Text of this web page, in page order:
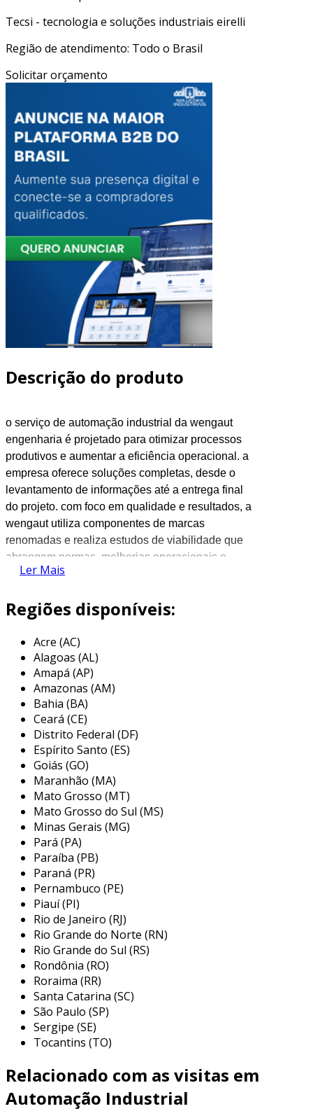
Tecsi - tecnologia e soluções industriais eirelli
Região de atendimento: Todo o Brasil
Solicitar orçamento
Descrição do produto
o serviço de automação industrial da wengaut
engenharia é projetado para otimizar processos
produtivos e aumentar a eficiência operacional. a
empresa oferece soluções completas, desde o
levantamento de informações até a entrega final
do projeto. com foco em qualidade e resultados, a
wengaututiliza componentes de marcas
renomadas e realiza estudos de viabilidade que
abrangem normas, melhorias operacionais e
retorno sobre o investimento, assegurando que
planejada e executada.
wengaut
engenharia é uma empresa localizada
em bauru, são paulo, especializada em soluções
industriais. com mais de 20 anos de experiência, a
empresa oferece serviços de manutenção,
engenharia e fabricação de máquinas, sempre
priorizando a alta qualidade e a adequação às
normas de segurança, como a nr-12. entre seus
serviços estão automação industrial,
desenvolvimento de máquinas personalizadas e
projetos elétricos e mecânicos, evidenciando seu
compromisso em atender às necessidades
específicas de cada cliente.
Ler Mais
Regiões disponíveis:
Acre (AC)
Alagoas (AL)
Amapá (AP)
Amazonas (AM)
Bahia (BA)
Ceará (CE)
Distrito Federal (DF)
Espírito Santo (ES)
Goiás (GO)
Maranhão (MA)
Mato Grosso (MT)
Mato Grosso do Sul (MS)
Minas Gerais (MG)
Pará (PA)
Paraíba (PB)
Paraná (PR)
Pernambuco (PE)
Piauí (PI)
Rio de Janeiro (RJ)
Rio Grande do Norte (RN)
Rio Grande do Sul (RS)
Rondônia (RO)
Roraima (RR)
Santa Catarina (SC)
São Paulo (SP)
Sergipe (SE)
Tocantins (TO)
Relacionado com as visitas em
Automação Industrial